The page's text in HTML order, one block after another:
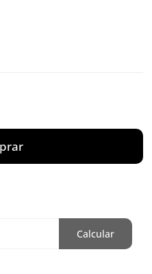
Calcular